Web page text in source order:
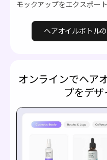
モックアップをエクスポート
ヘアオイルボトル
オンラインでヘア
プをデ